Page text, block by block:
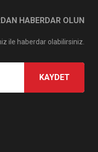
HABERDAR OLUN
ile haberdar olabilirsiniz.
KAYDET